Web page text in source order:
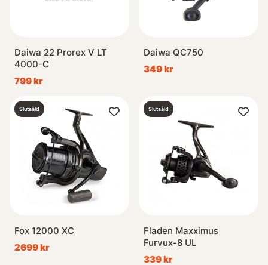
Daiwa 22 Prorex V LT
4000-C
799 kr
Daiwa QC750
349 kr
Slutsåld
Fox 12000 XC
2699 kr
Slutsåld
Fladen Maxximus
Furvux-8 UL
339 kr